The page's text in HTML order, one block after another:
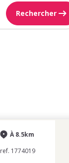
Rechercher
À 8.5km
ref. 1774019